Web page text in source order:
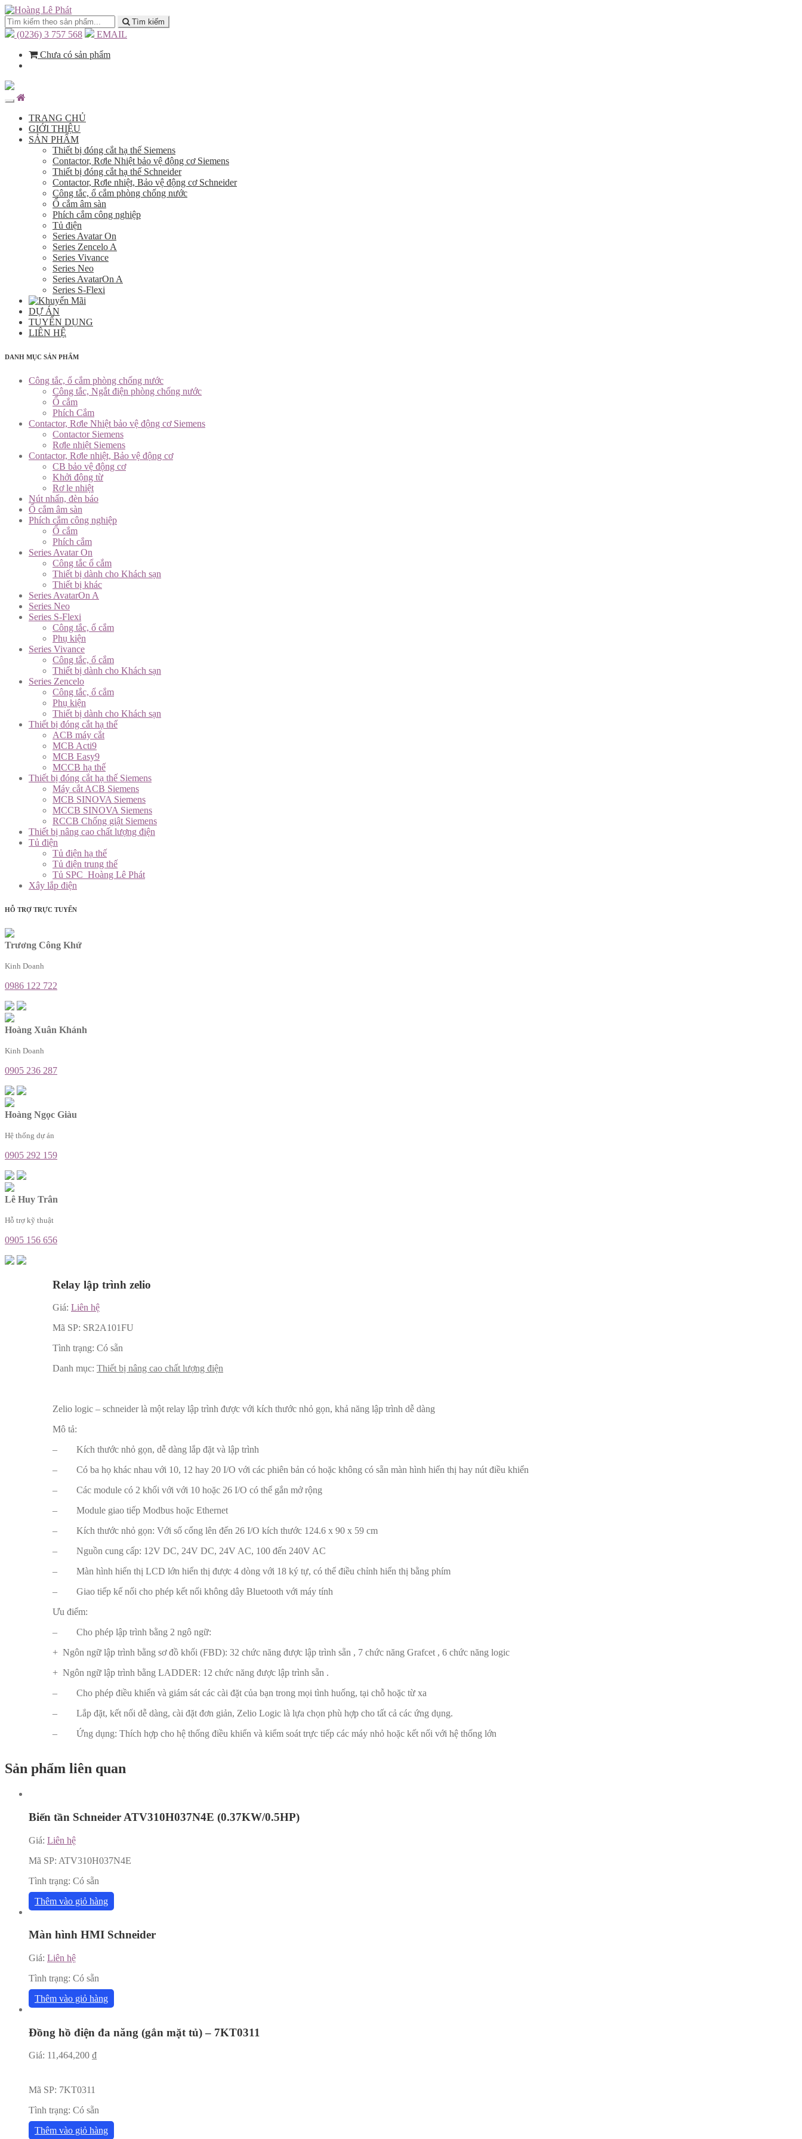
Tìm kiếm
(0236) 3 757 568
EMAIL
Chưa có sản phẩm
TRANG CHỦ
GIỚI THIỆU
SẢN PHẨM
Thiết bị đóng cắt hạ thế Siemens
Contactor, Rơle Nhiệt bảo vệ động cơ Siemens
Thiết bị đóng cắt hạ thế Schneider
Contactor, Rơle nhiệt, Bảo vệ động cơ Schneider
Công tắc, ổ cắm phòng chống nước
Ổ cắm âm sàn
Phích cắm công nghiệp
Tủ điện
Series Avatar On
Series Zencelo A
Series Vivance
Series Neo
Series AvatarOn A
Series S-Flexi
DỰ ÁN
TUYỂN DỤNG
LIÊN HỆ
DANH MỤC SẢN PHẨM
Công tắc, ổ cắm phòng chống nước
Công tắc, Ngắt điện phòng chống nước
Ổ cắm
Phích Cắm
Contactor, Rơle Nhiệt bảo vệ động cơ Siemens
Contactor Siemens
Rơle nhiệt Siemens
Contactor, Rơle nhiệt, Bảo vệ động cơ
CB bảo vệ động cơ
Khởi động từ
Rơ le nhiệt
Nút nhấn, đèn báo
Ổ cắm âm sàn
Phích cắm công nghiệp
Ổ cắm
Phích cắm
Series Avatar On
Công tắc ổ cắm
Thiết bị dành cho Khách sạn
Thiết bị khác
Series AvatarOn A
Series Neo
Series S-Flexi
Công tắc, ổ cắm
Phụ kiện
Series Vivance
Công tắc, ổ cắm
Thiết bị dành cho Khách sạn
Series Zencelo
Công tắc, ổ cắm
Phụ kiện
Thiết bị dành cho Khách sạn
Thiết bị đóng cắt hạ thế
ACB máy cắt
MCB Acti9
MCB Easy9
MCCB hạ thế
Thiết bị đóng cắt hạ thế Siemens
Máy cắt ACB Siemens
MCB SINOVA Siemens
MCCB SINOVA Siemens
RCCB Chống giật Siemens
Thiết bị nâng cao chất lượng điện
Tủ điện
Tủ điện hạ thế
Tủ điện trung thế
Tủ SPC_Hoàng Lê Phát
Xây lắp điện
HỖ TRỢ TRỰC TUYẾN
Trương Công Khứ
Kinh Doanh
0986 122 722
Hoàng Xuân Khánh
Kinh Doanh
0905 236 287
Hoàng Ngọc Giàu
Hệ thống dự án
0905 292 159
Lê Huy Trân
Hỗ trợ kỹ thuật
0905 156 656
Relay lập trình zelio
Giá: Liên hệ
Mã SP: SR2A101FU
Tình trạng: Có sẵn
Danh mục: Thiết bị nâng cao chất lượng điện
Zelio logic – schneider là một relay lập trình được với kích thước nhỏ gọn, khả năng lập trình dễ dàng
Mô tả:
– Kích thước nhỏ gọn, dễ dàng lắp đặt và lập trình
– Có ba họ khác nhau với 10, 12 hay 20 I/O với các phiên bản có hoặc không có sẵn màn hình hiển thị hay nút điều khiển
– Các module có 2 khối với với 10 hoặc 26 I/O có thể gắn mở rộng
– Module giao tiếp Modbus hoặc Ethernet
– Kích thước nhỏ gọn: Với số cổng lên đến 26 I/O kích thước 124.6 x 90 x 59 cm
– Nguồn cung cấp: 12V DC, 24V DC, 24V AC, 100 đến 240V AC
– Màn hình hiển thị LCD lớn hiển thị được 4 dòng với 18 ký tự, có thể điều chỉnh hiển thị bằng phím
– Giao tiếp kế nối cho phép kết nối không dây Bluetooth với máy tính
Ưu điểm:
– Cho phép lập trình bằng 2 ngô ngữ:
+ Ngôn ngữ lập trình bằng sơ đồ khối (FBD): 32 chức năng được lập trình sẵn , 7 chức năng Grafcet , 6 chức năng logic
+ Ngôn ngữ lập trình bằng LADDER: 12 chức năng được lập trình sẵn .
– Cho phép điều khiển và giám sát các cài đặt của bạn trong mọi tình huống, tại chỗ hoặc từ xa
– Lắp đặt, kết nối dễ dàng, cài đặt đơn giản, Zelio Logic là lựa chọn phù hợp cho tất cả các ứng dụng.
– Ứng dụng: Thích hợp cho hệ thống điều khiển và kiểm soát trực tiếp các máy nhỏ hoặc kết nối với hệ thống lớn
Sản phẩm liên quan
Biến tần Schneider ATV310H037N4E (0.37KW/0.5HP)
Giá: Liên hệ
Mã SP: ATV310H037N4E
Tình trạng: Có sẵn
Thêm vào giỏ hàng
Màn hình HMI Schneider
Giá: Liên hệ
Tình trạng: Có sẵn
Thêm vào giỏ hàng
Đồng hồ điện đa năng (gắn mặt tủ) – 7KT0311
Giá: 11,464,200 ₫
Mã SP: 7KT0311
Tình trạng: Có sẵn
Thêm vào giỏ hàng